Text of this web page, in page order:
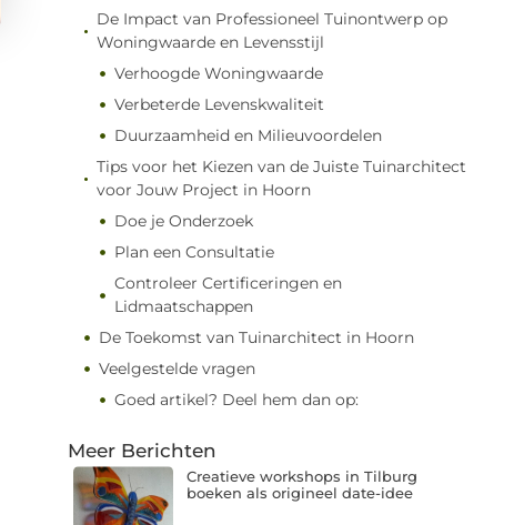
De Impact van Professioneel Tuinontwerp op
Woningwaarde en Levensstijl
Verhoogde Woningwaarde
Verbeterde Levenskwaliteit
Duurzaamheid en Milieuvoordelen
Tips voor het Kiezen van de Juiste Tuinarchitect
voor Jouw Project in Hoorn
Doe je Onderzoek
Plan een Consultatie
Controleer Certificeringen en
Lidmaatschappen
De Toekomst van Tuinarchitect in Hoorn
Veelgestelde vragen
Goed artikel? Deel hem dan op:
Meer Berichten
Creatieve workshops in Tilburg
boeken als origineel date-idee